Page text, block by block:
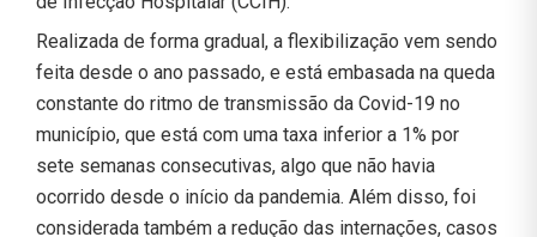
Realizada de forma gradual, a flexibilização vem sendo
feita desde o ano passado, e está embasada na queda
constante do ritmo de transmissão da Covid-19 no
município, que está com uma taxa inferior a 1% por
sete semanas consecutivas, algo que não havia
ocorrido desde o início da pandemia. Além disso, foi
considerada também a redução das internações, casos